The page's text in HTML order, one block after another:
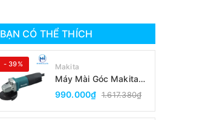
BẠN CÓ THỂ THÍCH
- 39% Makita
Máy Mài Góc Makita
9553B(100MM/Công
Tắc Đuôi)
990.000₫ 1.617.380₫